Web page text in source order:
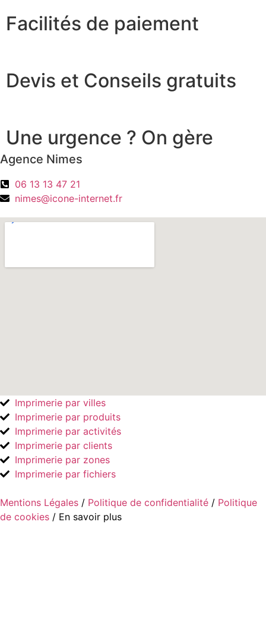
Facilités de paiement
Devis et Conseils gratuits
Une urgence ? On gère
Agence Nimes
06 13 13 47 21
nimes@icone-internet.fr
Imprimerie par villes
Imprimerie par produits
Imprimerie par activités
Imprimerie par clients
Imprimerie par zones
Imprimerie par fichiers
Mentions Légales / Politique de confidentialité / Politique
de cookies / En savoir plus